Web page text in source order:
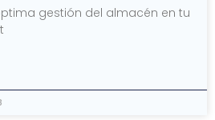
gestión del almacén en tu